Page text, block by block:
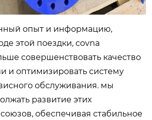
опыт и информацию,
этой поездки, covna
совершенствовать качество
и оптимизировать систему
обслуживания. мы
развитие этих
обеспечивая стабильное